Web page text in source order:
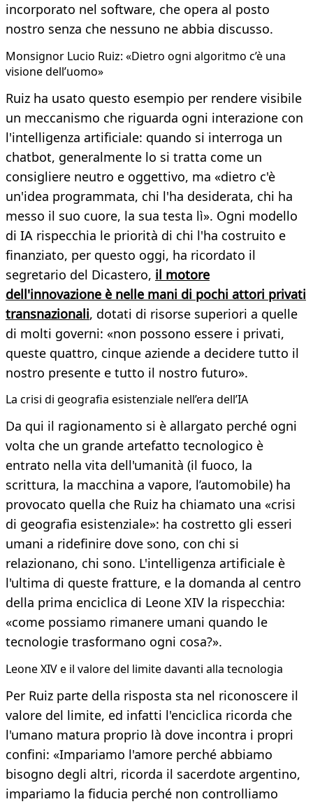
incorporato nel software, che opera al posto
nostro senza che nessuno ne abbia discusso.
Monsignor Lucio Ruiz: «Dietro ogni algoritmo c’è una
visione dell’uomo»
Ruiz ha usato questo esempio per rendere visibile
un meccanismo che riguarda ogni interazione con
l'intelligenza artificiale: quando si interroga un
chatbot, generalmente lo si tratta come un
consigliere neutro e oggettivo, ma «dietro c'è
un'idea programmata, chi l'ha desiderata, chi ha
messo il suo cuore, la sua testa lì». Ogni modello
di IA rispecchia le priorità di chi l'ha costruito e
finanziato, per questo oggi, ha ricordato il
segretario del Dicastero, il motore
dell'innovazione è nelle mani di pochi attori privati
transnazionali, dotati di risorse superiori a quelle
di molti governi: «non possono essere i privati,
queste quattro, cinque aziende a decidere tutto il
nostro presente e tutto il nostro futuro».
La crisi di geografia esistenziale nell’era dell’IA
Da qui il ragionamento si è allargato perché ogni
volta che un grande artefatto tecnologico è
entrato nella vita dell'umanità (il fuoco, la
scrittura, la macchina a vapore, l’automobile) ha
provocato quella che Ruiz ha chiamato una «crisi
di geografia esistenziale»: ha costretto gli esseri
umani a ridefinire dove sono, con chi si
relazionano, chi sono. L'intelligenza artificiale è
l'ultima di queste fratture, e la domanda al centro
della prima enciclica di Leone XIV la rispecchia:
«come possiamo rimanere umani quando le
tecnologie trasformano ogni cosa?».
Leone XIV e il valore del limite davanti alla tecnologia
Per Ruiz parte della risposta sta nel riconoscere il
valore del limite, ed infatti l'enciclica ricorda che
l'umano matura proprio là dove incontra i propri
confini: «Impariamo l'amore perché abbiamo
bisogno degli altri, ricorda il sacerdote argentino,
impariamo la fiducia perché non controlliamo